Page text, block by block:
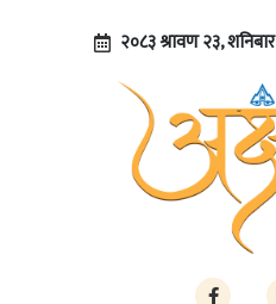
२०८३ श्रावण २३, शनिबार